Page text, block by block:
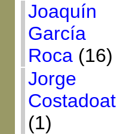
Joaquín
García
Roca(16)
Jorge
Costadoat
(1)